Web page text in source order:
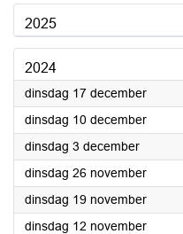
2025
2024
dinsdag 17 december2024
dinsdag 10 december2024
dinsdag 3 december2024
dinsdag 26 november2024
dinsdag 19 november2024
dinsdag 12 november2024